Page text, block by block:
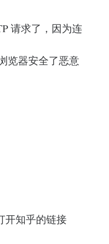
请求了，因为连
览器安全了恶意
开知乎的链接